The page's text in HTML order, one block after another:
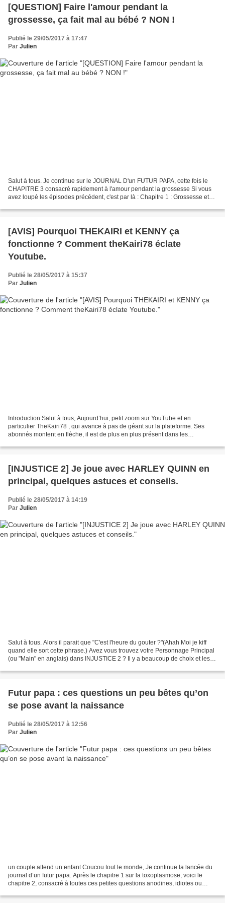
[QUESTION] Faire l'amour pendant la
grossesse, ça fait mal au bébé ? NON !
Publié le 29/05/2017 à 17:47
Par Julien
Salut à tous. Je continue sur le JOURNAL D'un FUTUR PAPA, cette fois le
CHAPITRE 3 consacré rapidement à l'amour pendant la grossesse Si vous
avez loupé les épisodes précédent, c'est par là : Chapitre 1 : Grossesse et
[AVIS] Pourquoi THEKAIRI et KENNY ça
fonctionne ? Comment theKairi78 éclate
Youtube.
Publié le 28/05/2017 à 15:37
Par Julien
Introduction Salut à tous, Aujourd’hui, petit zoom sur YouTube et en
particulier TheKairi78 , qui avance à pas de géant sur la plateforme. Ses
abonnés montent en flèche, il est de plus en plus présent dans les
[INJUSTICE 2] Je joue avec HARLEY QUINN en
principal, quelques astuces et conseils.
Publié le 28/05/2017 à 14:19
Par Julien
Salut à tous. Alors il parait que "C'est l'heure du gouter ?"(Ahah Moi je kiff
quand elle sort cette phrase.) Avez vous trouvez votre Personnage Principal
(ou "Main" en anglais) dans INJUSTICE 2 ? Il y a beaucoup de choix et les
Futur papa : ces questions un peu bêtes qu’on
se pose avant la naissance
Publié le 28/05/2017 à 12:56
Par Julien
un couple attend un enfant Coucou tout le monde, Je continue la lancée du
journal d’un futur papa. Après le chapitre 1 sur la toxoplasmose, voici le
chapitre 2, consacré à toutes ces petites questions anodines, idiotes ou